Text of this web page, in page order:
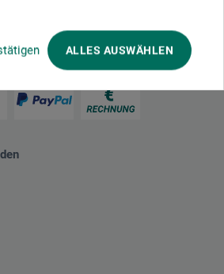
ALLES AUSWÄHLEN